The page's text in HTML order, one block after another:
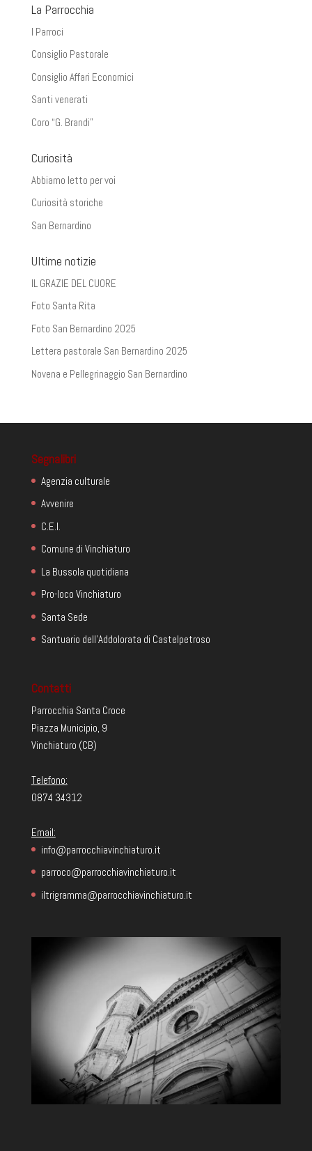
La Parrocchia
I Parroci
Consiglio Pastorale
Consiglio Affari Economici
Santi venerati
Coro “G. Brandi”
Curiosità
Abbiamo letto per voi
Curiosità storiche
San Bernardino
Ultime notizie
IL GRAZIE DEL CUORE
Foto Santa Rita
Foto San Bernardino 2025
Lettera pastorale San Bernardino 2025
Novena e Pellegrinaggio San Bernardino
Segnalibri
Agenzia culturale
Avvenire
C.E.I.
Comune di Vinchiaturo
La Bussola quotidiana
Pro-loco Vinchiaturo
Santa Sede
Santuario dell'Addolorata di Castelpetroso
Contatti
Parrocchia Santa Croce
Piazza Municipio, 9
Vinchiaturo (CB)
Telefono:
0874 34312
Email:
info@parrocchiavinchiaturo.it
parroco@parrocchiavinchiaturo.it
iltrigramma@parrocchiavinchiaturo.it